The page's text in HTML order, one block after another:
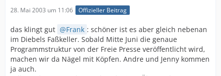
28. Mai 2003 um 11:06 Offizieller Beitrag
das klingt gut Frank : schöner ist es aber gleich nebenan
im Diebels Faßkeller. Sobald Mitte Juni die genaue
Programmstruktur von der Freie Presse veröffentlicht wird,
machen wir da Nägel mit Köpfen. Andre und Jenny kommen
ja auch.